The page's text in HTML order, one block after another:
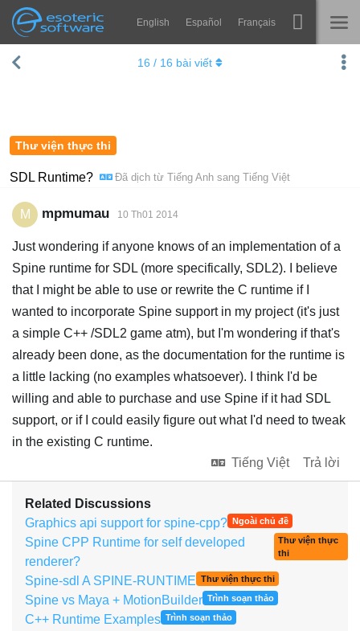
Esoteric Software
Navigation English Español Français
TRANG CHỦ
LIÊN HỆ
Spine
Dùng thử
Mua
Thư viện thực thi
SDL Runtime? Đã dịch từ Tiếng Anh sang Tiếng Việt
16 / 16 bài viết
M mpmumau 10 Th01 2014
Just wondering if anyone knows of an implementation of a
Spine runtime for SDL (more specifically, SDL2). I believe
that I might be able to use or rewrite the C runtime if I
wanted to incorporate Spine support in my project (it's just
a simple C++ /SDL2 game atm), but I'm wondering if that's
already been done, as the documentation for the runtime is
a little lacking (no examples whatsoever). I think I'd be
willing and able to purchase and use Spine if it had SDL
support, or if I could easily figure out what I'd need to tweak
in the existing C runtime.
Tiếng Việt
Trả lời
Related Discussions
Graphics api support for spine-cpp? Ngoài chủ đề
Spine CPP Runtime for self developed
renderer?
Thư viện thực
thi
Spine-sdl A SPINE-RUNTIME Thư viện thực thi
Spine vs Maya + MotionBuilder Trình soạn thảo
C++ Runtime Examples Trình soạn thảo